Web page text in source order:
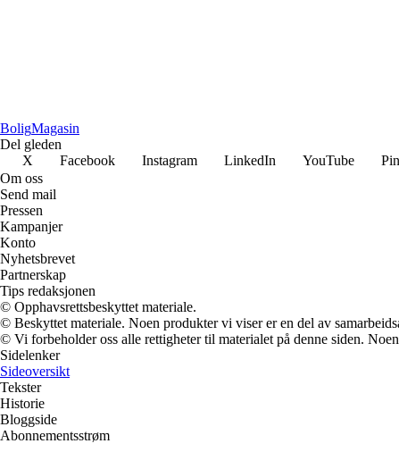
BoligMagasin
Del gleden
X
Facebook Instagram LinkedIn YouTube
Om oss
Send mail
Pressen
Kampanjer
Konto
Nyhetsbrevet
Partnerskap
Tips redaksjonen
© Opphavsrettsbeskyttet materiale.
© Beskyttet materiale. Noen produkter vi viser er en del av
© Vi forbeholder oss alle rettigheter til materialet på denne siden.
Sidelenker
Sideoversikt
Tekster
Historie
Bloggside
Abonnementsstrøm